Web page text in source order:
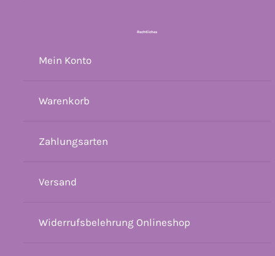
Rechtliches
Mein Konto
Warenkorb
Zahlungsarten
Versand
Widerrufsbelehrung Onlineshop